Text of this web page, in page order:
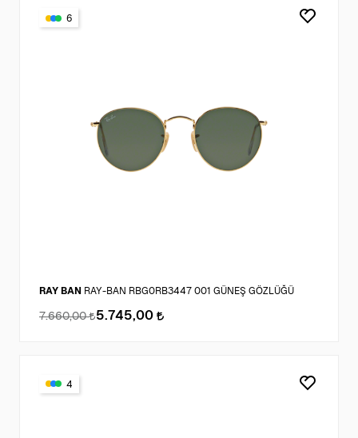
6
RAY BAN RAY-BAN RBG0RB3447 001 GÜNEŞ GÖZLÜĞÜ
7.660,00 5.745,00
4